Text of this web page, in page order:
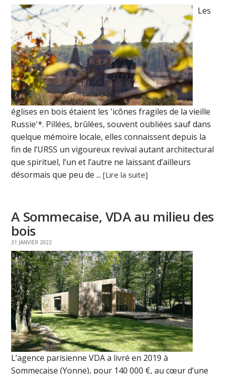
Les
églises en bois étaient les 'icônes fragiles de la vieille
Russie'*. Pillées, brûlées, souvent oubliées sauf dans
quelque mémoire locale, elles connaissent depuis la
fin de l’URSS un vigoureux revival autant architectural
que spirituel, l’un et l’autre ne laissant d’ailleurs
désormais que peu de ...[Lire la suite]
A Sommecaise, VDA au milieu des
bois
31 JANVIER 2022
L’agence parisienne VDA a livré en 2019 à
Sommecaise (Yonne), pour 140 000 €, au cœur d’une